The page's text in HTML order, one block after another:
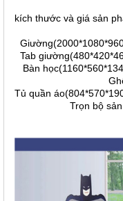
kích thước và giá sản
Tab
Bàn
Ghế xoay:
Tủ quần
Trọn bộ sản